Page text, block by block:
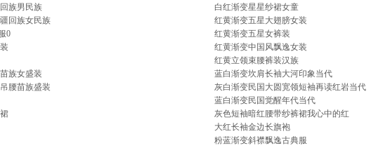
族男民族
白红渐变星星纱裙女童
回族女民族
红黄渐变五星大翅膀女装
0
红黄渐变五星女裤装
红黄渐变中国风飘逸女装
红黄立领束腰裤装汉族
族女盛装
蓝白渐变坎肩长袖大河印象当代
腰苗族盛装
灰白渐变民国大圆宽领短袖再读红岩当代
蓝白渐变民国觉醒年代当代
灰色短袖暗红腰带纱裤裙我心中的红
大红长袖金边长旗袍
粉蓝渐变斜襟飘逸古典服